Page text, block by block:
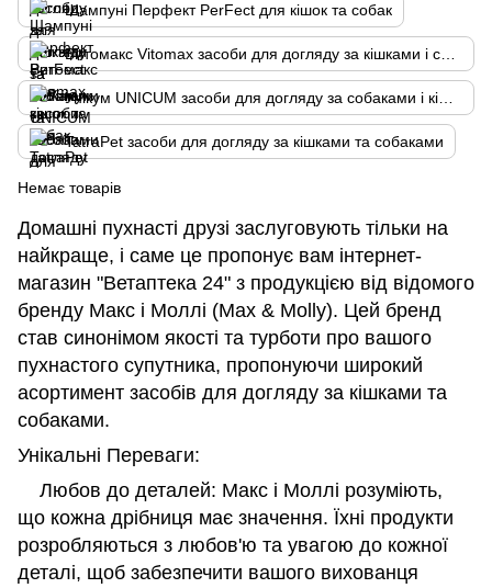
Домашні пухнасті друзі заслуговують тільки на
найкраще, і саме це пропонує вам інтернет-
магазин "Ветаптека 24" з продукцією від відомого
бренду Макс і Моллі (Max & Molly). Цей бренд
став синонімом якості та турботи про вашого
пухнастого супутника, пропонуючи широкий
асортимент засобів для догляду за кішками та
собаками.
Унікальні Переваги:
Любов до деталей: Макс і Моллі розуміють,
що кожна дрібниця має значення. Їхні продукти
розробляються з любов'ю та увагою до кожної
деталі, щоб забезпечити вашого вихованця
Шампуні Перфект PerFect для кішок та собак
TatraPet засоби для догляду за кішками та собаками
Немає товарів